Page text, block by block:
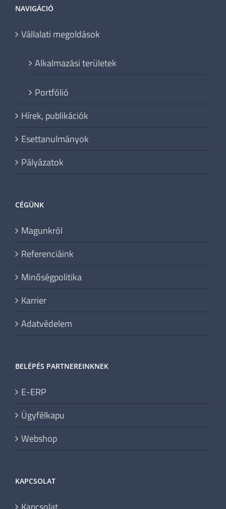
NAVIGÁCIÓ
Vállalati megoldások
Alkalmazási területek
Portfólió
Hírek, publikációk
Esettanulmányok
Pályázatok
CÉGÜNK
Magunkról
Referenciáink
Minőségpolitika
Karrier
Adatvédelem
BELÉPÉS PARTNEREINKNEK
E-ERP
Ügyfélkapu
Webshop
KAPCSOLAT